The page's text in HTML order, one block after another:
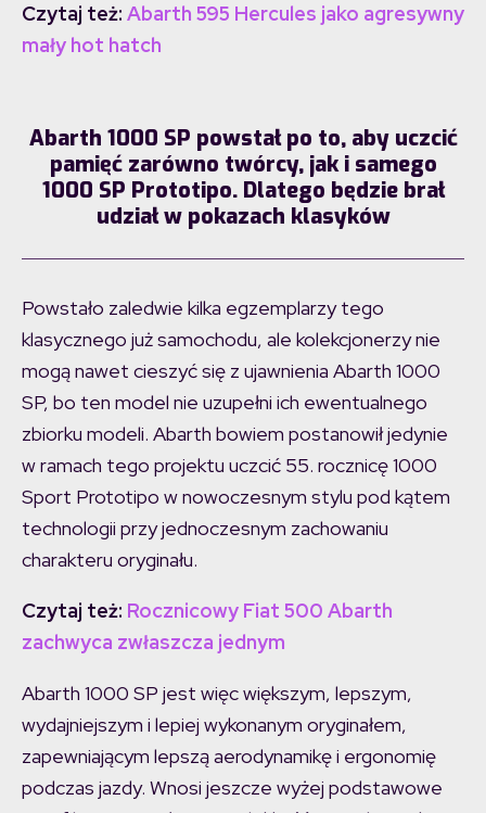
Czytaj też: Abarth 595 Hercules jako agresywny
mały hot hatch
Abarth 1000 SP powstał po to, aby uczcić
pamięć zarówno twórcy, jak i samego
1000 SP Prototipo. Dlatego będzie brał
udział w pokazach klasyków
Powstało zaledwie kilka egzemplarzy tego
klasycznego już samochodu, ale kolekcjonerzy nie
mogą nawet cieszyć się z ujawnienia Abarth 1000
SP, bo ten model nie uzupełni ich ewentualnego
zbiorku modeli. Abarth bowiem postanowił jedynie
w ramach tego projektu uczcić 55. rocznicę 1000
Sport Prototipo w nowoczesnym stylu pod kątem
technologii przy jednoczesnym zachowaniu
charakteru oryginału.
Czytaj też: Rocznicowy Fiat 500 Abarth
zachwyca zwłaszcza jednym
Abarth 1000 SP jest więc większym, lepszym,
wydajniejszym i lepiej wykonanym oryginałem,
zapewniającym lepszą aerodynamikę i ergonomię
podczas jazdy. Wnosi jeszcze wyżej podstawowe